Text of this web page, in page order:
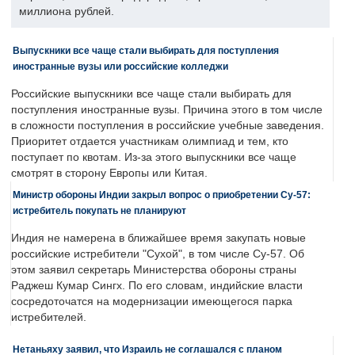
миллиона рублей.
Выпускники все чаще стали выбирать для поступления
иностранные вузы или российские колледжи
Российские выпускники все чаще стали выбирать для
поступления иностранные вузы. Причина этого в том числе
в сложности поступления в российские учебные заведения.
Приоритет отдается участникам олимпиад и тем, кто
поступает по квотам. Из-за этого выпускники все чаще
смотрят в сторону Европы или Китая.
Министр обороны Индии закрыл вопрос о приобретении Су-57:
истребитель покупать не планируют
Индия не намерена в ближайшее время закупать новые
российские истребители "Сухой", в том числе Су-57. Об
этом заявил секретарь Министерства обороны страны
Раджеш Кумар Сингх. По его словам, индийские власти
сосредоточатся на модернизации имеющегося парка
истребителей.
Нетаньяху заявил, что Израиль не соглашался с планом